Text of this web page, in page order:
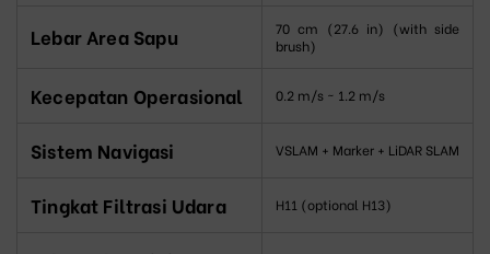
Lebar Area Sapu
70 cm (27.6 in) (with side
brush)
Kecepatan Operasional 0.2 m/s ~ 1.2 m/s
Sistem Navigasi VSLAM + Marker + LiDAR SLAM
Tingkat Filtrasi Udara H11 (optional H13)